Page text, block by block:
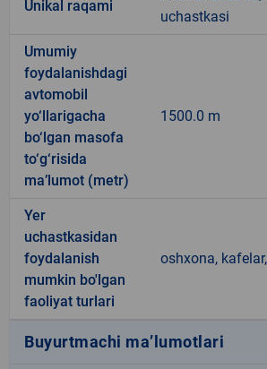
Unikal raqami
uchastkasi
Umumiy
foydalanishdagi
avtomobil
yo‘llarigacha
bo‘lgan masofa
to‘g‘risida
ma’lumot (metr)
1500.0 m
Yer
uchastkasidan
foydalanish
mumkin bo'lgan
faoliyat turlari
oshxona,
Buyurtmachi ma’lumotlari